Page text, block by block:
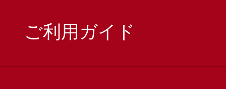
ご利用ガイド